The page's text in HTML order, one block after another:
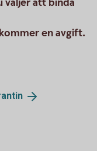
en avgift.